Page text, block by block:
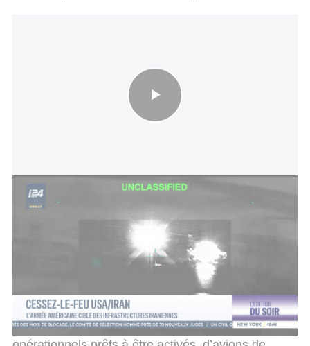
Cessez-le-feu USA/Iran: l'armée américaine cible des
infrastructures iraniennes
Le Premier ministre Benjamin Netanyahou doit tenir
ce soir une consultation sécuritaire à laquelle doit
notamment participer le ministre de la Défense
Israël Katz, d’après le même reportage.
Tsahal aurait relevé son niveau de préparation sur
l’ensemble des fronts, aussi bien sur le plan
défensif qu’offensif. L’armée disposerait de plans